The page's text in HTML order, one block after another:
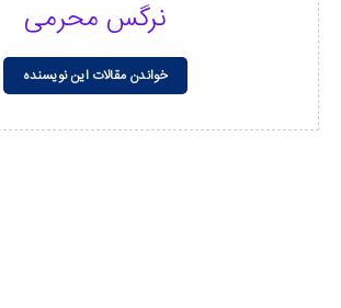
نرگس محرمی
خواندن مقالات این نویسنده